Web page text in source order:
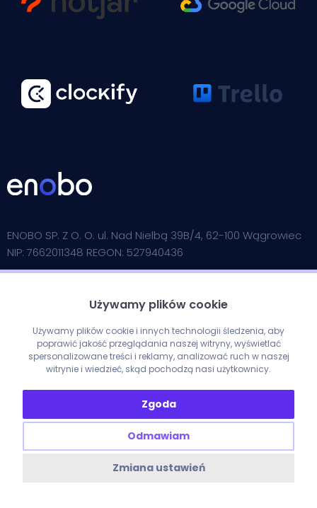
Używamy plików cookie
Używamy plików cookie i innych technologii śledzenia, aby
poprawić jakość przeglądania naszej witryny, wyświetlać
spersonalizowane treści i reklamy, analizować ruch w naszej
witrynie i wiedzieć, skąd pochodzą nasi użytkownicy.
Zgoda
Odmawiam
Zmiana ustawień
ENOBO SP. Z O. O. ul. Nad Nielbą 39B/4, 62-100 Wągrowiec
NIP: 7662011348 REGON: 527940436